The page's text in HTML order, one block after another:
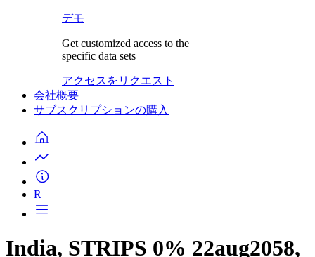
デモ
Get customized access to the
specific data sets
アクセスをリクエスト
会社概要
サブスクリプションの購入
R
India, STRIPS 0% 22aug2058,